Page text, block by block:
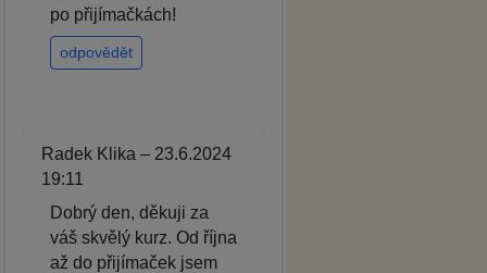
po přijímačkách!
odpovědět
Radek Klika – 23.6.2024
19:11
Dobrý den, děkuji za
váš skvělý kurz. Od října
až do přijímaček jsem